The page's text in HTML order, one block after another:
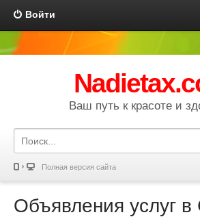
Войти
Ваш путь к красоте и
Полная версия сайта
Объявления услуг в